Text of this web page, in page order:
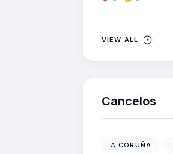
VIEW ALL
Cancelos
A CORUÑA